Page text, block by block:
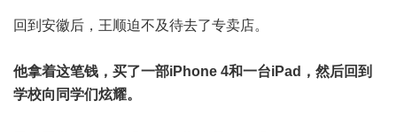
回到安徽后，王顺迫不及待去了专卖店。
他拿着这笔钱，买了一部iPhone 4和一台iPad，然后回到
学校向同学们炫耀。